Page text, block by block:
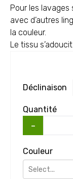
Pour les
avec d’autres
la couleur.
Le tissu
Déclinaison
Quantité
-
Couleur
Select...